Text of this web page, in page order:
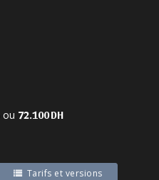
ou 72.100 DH
Tarifs et versions